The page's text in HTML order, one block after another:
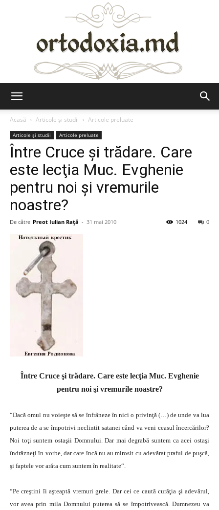
Acasă
Articole şi studii Articole preluate
Articole şi studii Articole preluate
Între Cruce şi trădare. Care
este lecţia Muc. Evghenie
pentru noi şi vremurile
noastre?
De către Preot Iulian Raţă - 31 mai 2010 0
1024
Între Cruce şi trădare. Care este lecţia Muc. Evghenie
pentru noi şi vremurile noastre?
“Dacă omul nu voieşte să se înfrâneze în nici o privinţă (…) de unde va lua
puterea de a se împotrivi neclintit satanei când va veni ceasul încercărilor?
Noi toţi suntem ostaşii Domnului. Dar mai degrabă suntem ca acei ostaşi
îndrăzneţi în vorbe, dar care încă nu au mirosit cu adevărat praful de puşcă,
şi faptele vor arăta cum suntem în realitate“.
“Pe creştini îi aşteaptă vremuri grele. Dar cei ce caută curăţia şi adevărul,
vor avea prin mila Domnului puterea să se împotrivească. Dumnezeu va